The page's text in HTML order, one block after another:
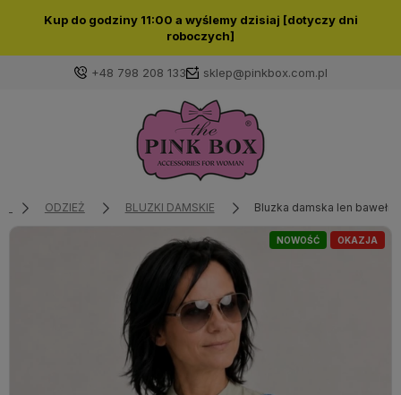
Kup do godziny 11:00 a wyślemy dzisiaj [dotyczy dni
roboczych]
+48 798 208 133 sklep@pinkbox.com.pl
Zaloguj się
Wybierz coś dla siebie z naszej aktualnej oferty lub
zaloguj się, aby przywrócić dodane produkty do listy
z poprzedniej sesji.
ODZIEŻ BLUZKI DAMSKIE Bluzka damska len
OKAZJA
NOWOŚĆ